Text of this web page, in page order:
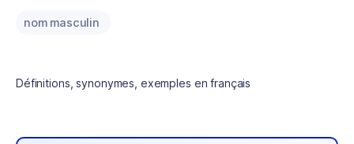
nom masculin
Définitions, synonymes, exemples en français